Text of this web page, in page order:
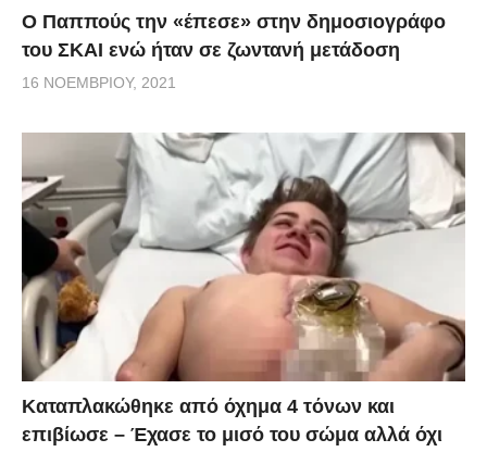
Ο Παππούς την «έπεσε» στην δημοσιογράφο
του ΣΚΑΙ ενώ ήταν σε ζωντανή μετάδοση
16 ΝΟΕΜΒΡΊΟΥ, 2021
Kαταπλακώθηκε από όχημα 4 τόνων και
επιβίωσε – Έχασε το μισό του σώμα αλλά όχι